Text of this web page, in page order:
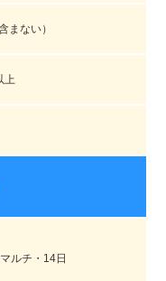
まない）
上
ルチ・14日